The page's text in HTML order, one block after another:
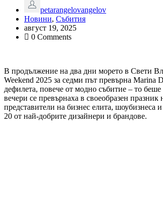
petarangelovangelov
Новини, Събития
август 19, 2025
0 Comments
В продължение на два дни морето в Свети
Weekend 2025 за седми път превърна Marina
дефилета, повече от модно събитие – то
вечери се превърнаха в своеобразен
представители на бизнес елита, шоубизнеса
20 от най-добрите дизайнери и брандове.